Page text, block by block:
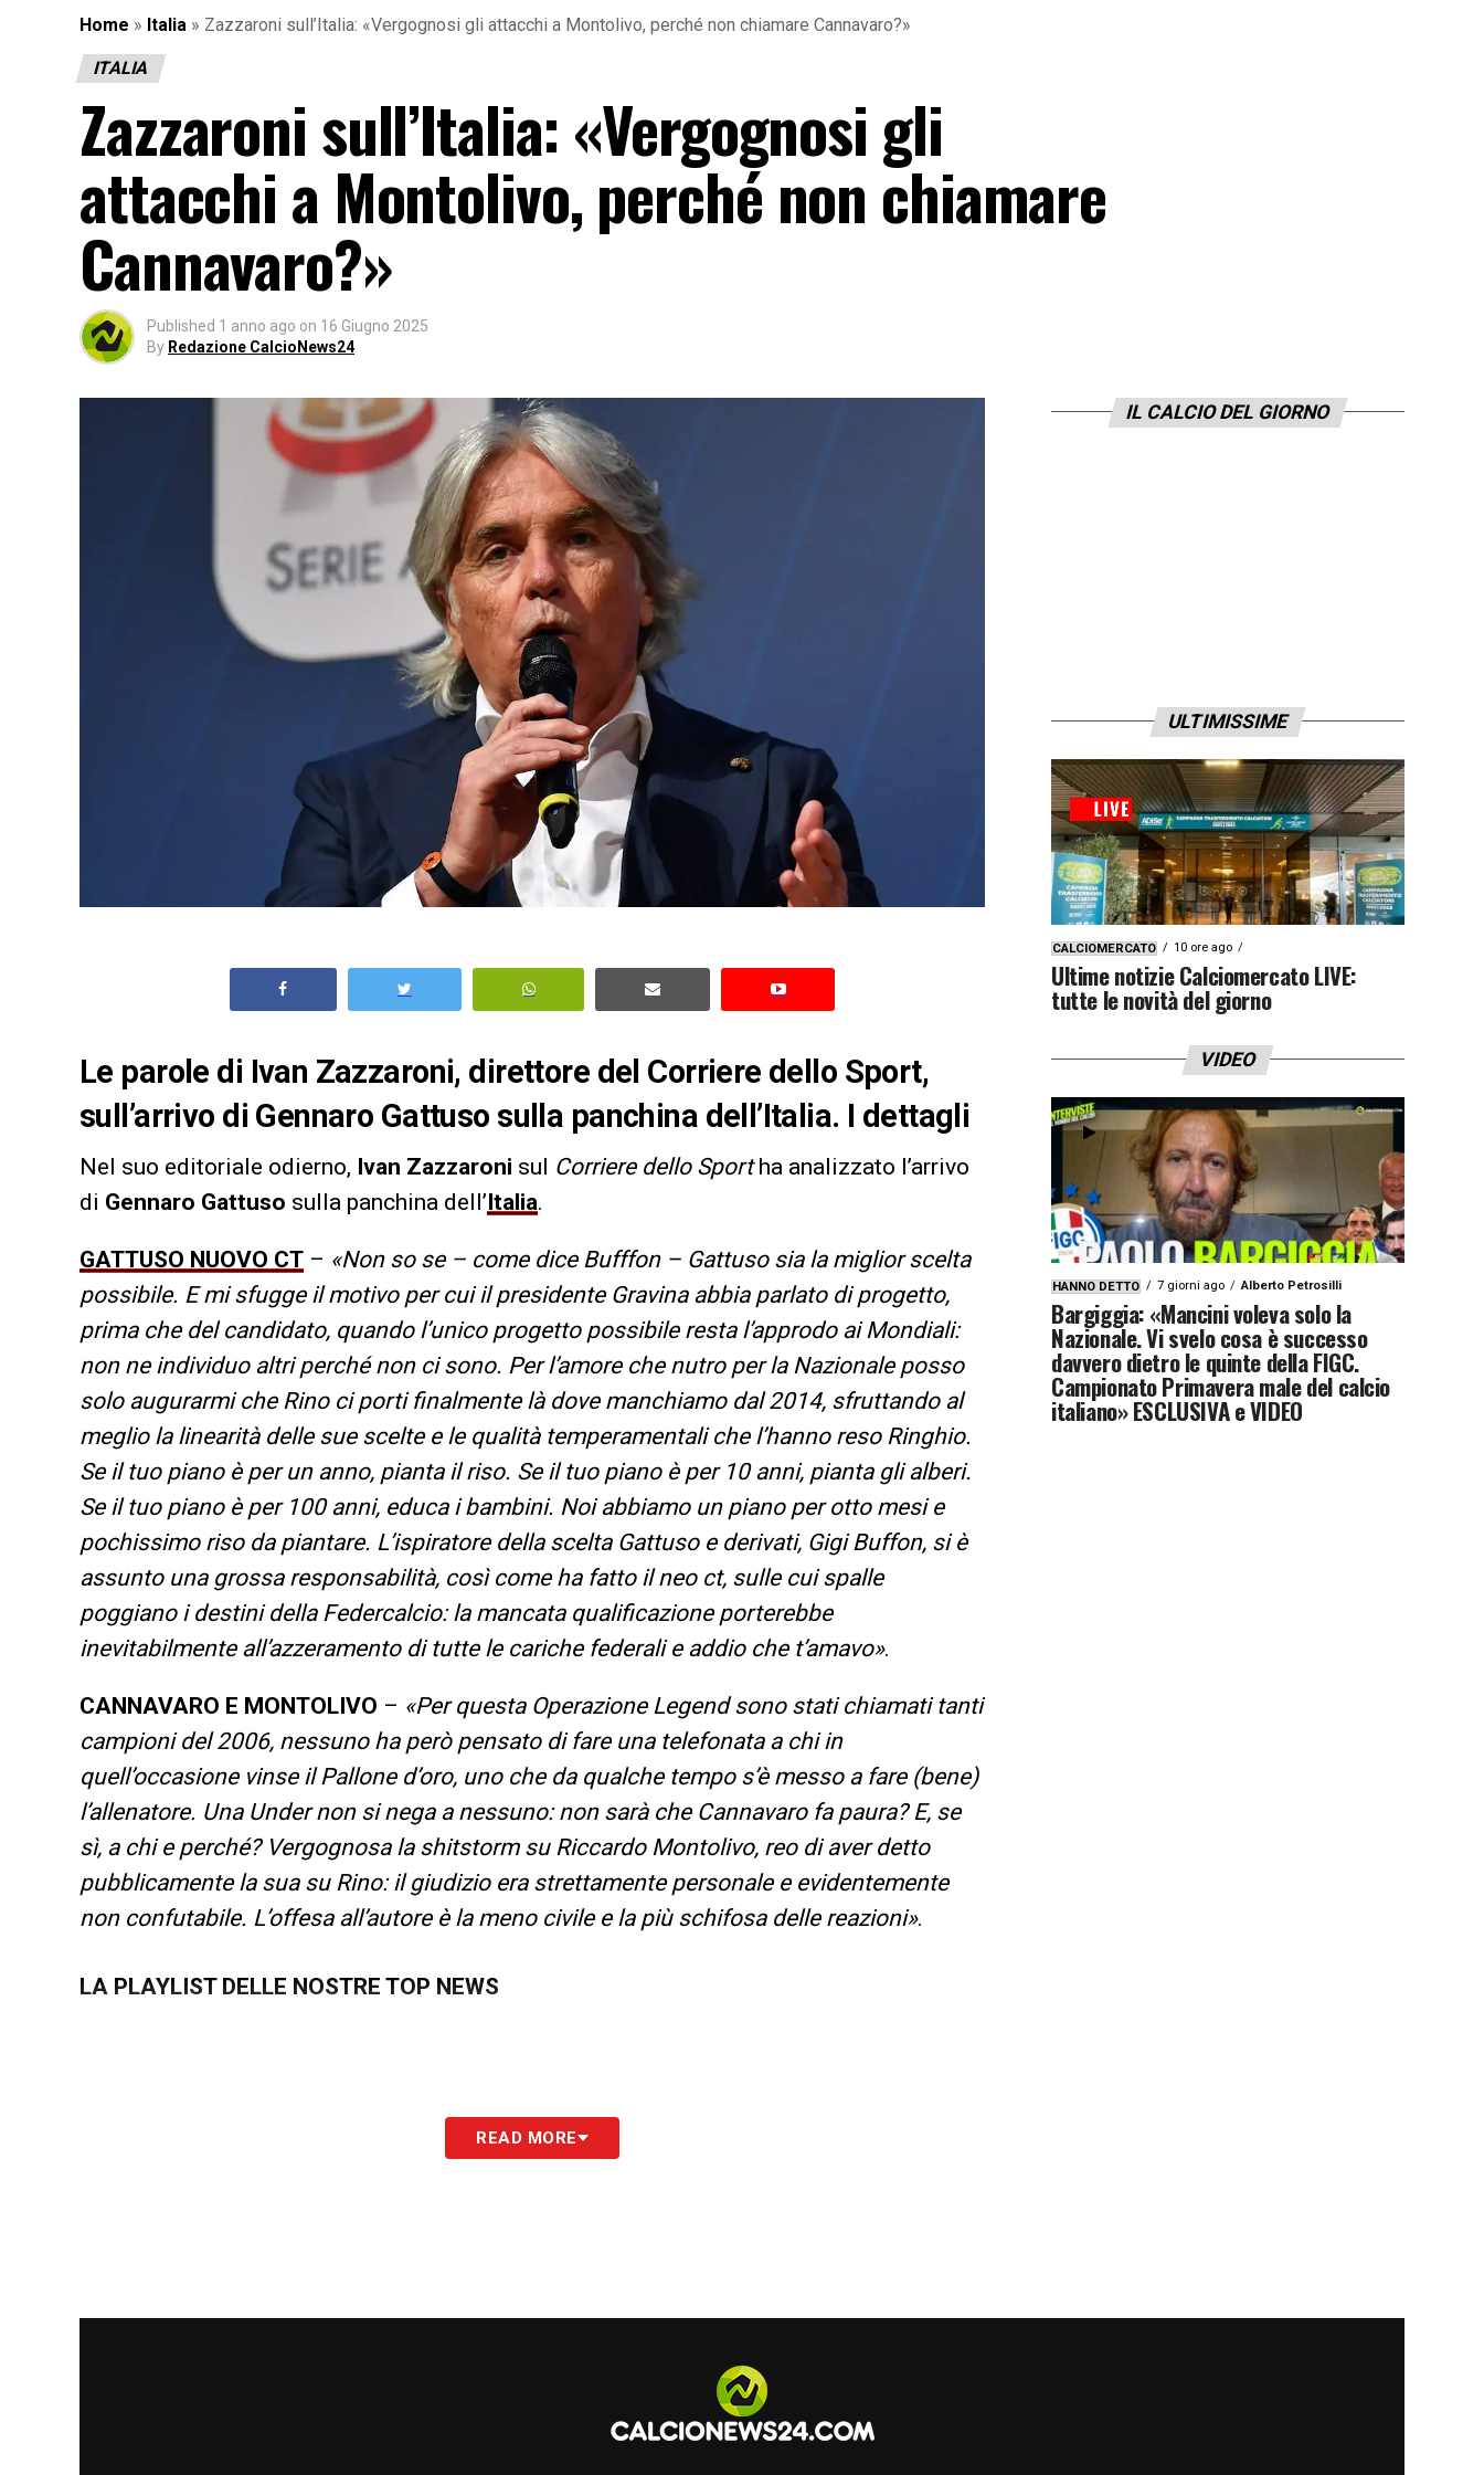
Home » Italia » Zazzaroni sull’Italia: «Vergognosi gli attacchi a Montolivo, perché non chiamare Cannavaro?»
ITALIA
Zazzaroni sull’Italia: «Vergognosi gli
attacchi a Montolivo, perché non chiamare
Cannavaro?»
Published 1 anno ago on 16 Giugno 2025
By Redazione CalcioNews24
Le parole di Ivan Zazzaroni, direttore del Corriere dello Sport,
sull’arrivo di Gennaro Gattuso sulla panchina dell’Italia. I dettagli
Nel suo editoriale odierno, Ivan Zazzaroni sul Corriere dello Sportha analizzato l’arrivo
di Gennaro Gattuso sulla panchina dell’Italia.
GATTUSO NUOVO CT – «Non so se – come dice Bufffon – Gattuso sia la miglior scelta
possibile. E mi sfugge il motivo per cui il presidente Gravina abbia parlato di progetto,
prima che del candidato, quando l’unico progetto possibile resta l’approdo ai Mondiali:
non ne individuo altri perché non ci sono. Per l’amore che nutro per la Nazionale posso
solo augurarmi che Rino ci porti finalmente là dove manchiamo dal 2014, sfruttando al
meglio la linearità delle sue scelte e le qualità temperamentali che l’hanno reso Ringhio.
Se il tuo piano è per un anno, pianta il riso. Se il tuo piano è per 10 anni, pianta gli alberi.
Se il tuo piano è per 100 anni, educa i bambini. Noi abbiamo un piano per otto mesi e
pochissimo riso da piantare. L’ispiratore della scelta Gattuso e derivati, Gigi Buffon, si è
assunto una grossa responsabilità, così come ha fatto il neo ct, sulle cui spalle
poggiano i destini della Federcalcio: la mancata qualificazione porterebbe
inevitabilmente all’azzeramento di tutte le cariche federali e addio che t’amavo».
CANNAVARO E MONTOLIVO – «Per questa Operazione Legend sono stati chiamati tanti
campioni del 2006, nessuno ha però pensato di fare una telefonata a chi in
quell’occasione vinse il Pallone d’oro, uno che da qualche tempo s’è messo a fare (bene)
l’allenatore. Una Under non si nega a nessuno: non sarà che Cannavaro fa paura? E, se
sì, a chi e perché? Vergognosa la shitstorm su Riccardo Montolivo, reo di aver detto
pubblicamente la sua su Rino: il giudizio era strettamente personale e evidentemente
non confutabile. L’offesa all’autore è la meno civile e la più schifosa delle reazioni».
LA PLAYLIST DELLE NOSTRE TOP NEWS
READ MORE
IL CALCIO DEL GIORNO
ULTIMISSIME
CALCIOMERCATO 10 ore ago
Ultime notizie Calciomercato LIVE:
tutte le novità del giorno
VIDEO
HANNO DETTO 7 giorni ago Alberto Petrosilli
Bargiggia: «Mancini voleva solo la
Nazionale. Vi svelo cosa è successo
davvero dietro le quinte della FIGC.
Campionato Primavera male del calcio
italiano» ESCLUSIVA e VIDEO